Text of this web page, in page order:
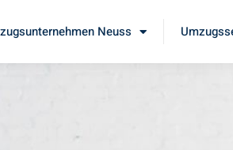
Neuss